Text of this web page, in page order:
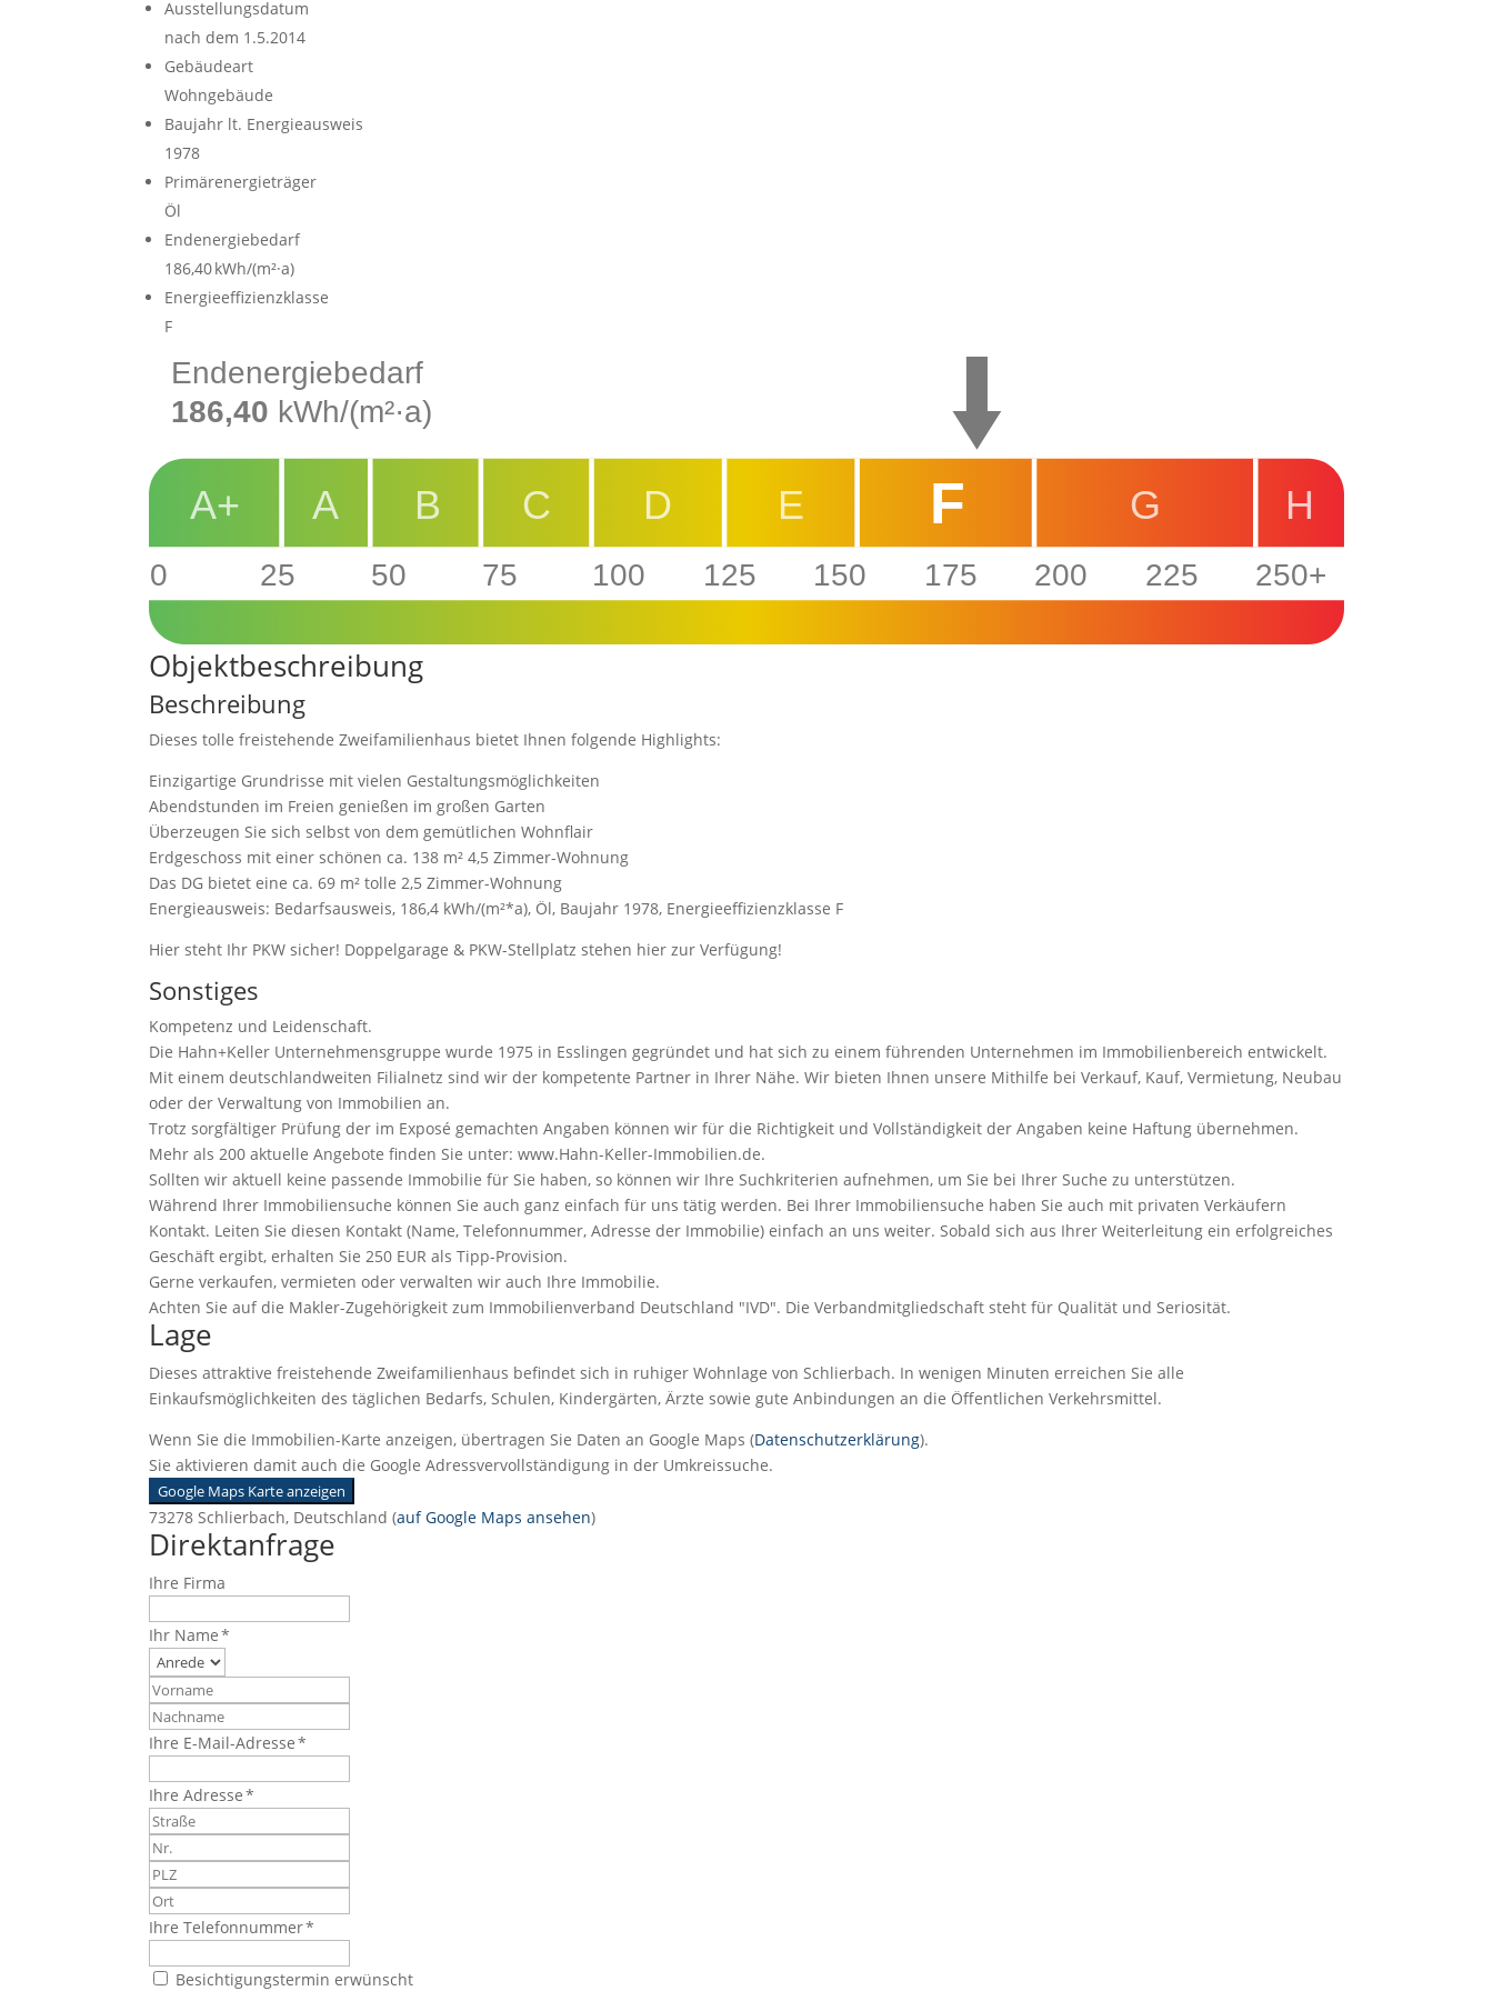
Ausstellungsdatum
nach dem 1.5.2014
Gebäudeart
Wohngebäude
Baujahr lt. Energieausweis
1978
Primärenergieträger
Öl
Endenergie­bedarf
186,40 kWh/(m²·a)
Energie­effizienz­klasse
F
0 25 50 75 100 125 150 175 200 225 250+
H
G
E
D
C
B
A
A+ F
Endenergiebedarf
186,40 kWh/(m²·a)
Objekt­beschreibung
Beschreibung
Dieses tolle freistehende Zweifamilienhaus bietet Ihnen folgende Highlights:
Einzigartige Grundrisse mit vielen Gestaltungsmöglichkeiten
Abendstunden im Freien genießen im großen Garten
Überzeugen Sie sich selbst von dem gemütlichen Wohnflair
Erdgeschoss mit einer schönen ca. 138 m² 4,5 Zimmer-Wohnung
Das DG bietet eine ca. 69 m² tolle 2,5 Zimmer-Wohnung
Energieausweis: Bedarfsausweis, 186,4 kWh/(m²*a), Öl, Baujahr 1978, Energieeffizienzklasse F
Hier steht Ihr PKW sicher! Doppelgarage & PKW-Stellplatz stehen hier zur Verfügung!
Sonstiges
Kompetenz und Leidenschaft.
Die Hahn+Keller Unternehmensgruppe wurde 1975 in Esslingen gegründet und hat sich zu einem führenden Unternehmen im Immobilienbereich entwickelt.
Mit einem deutschlandweiten Filialnetz sind wir der kompetente Partner in Ihrer Nähe. Wir bieten Ihnen unsere Mithilfe bei Verkauf, Kauf, Vermietung, Neubau
oder der Verwaltung von Immobilien an.
Trotz sorgfältiger Prüfung der im Exposé gemachten Angaben können wir für die Richtigkeit und Vollständigkeit der Angaben keine Haftung übernehmen.
Mehr als 200 aktuelle Angebote finden Sie unter: www.Hahn-Keller-Immobilien.de.
Sollten wir aktuell keine passende Immobilie für Sie haben, so können wir Ihre Suchkriterien aufnehmen, um Sie bei Ihrer Suche zu unterstützen.
Während Ihrer Immobiliensuche können Sie auch ganz einfach für uns tätig werden. Bei Ihrer Immobiliensuche haben Sie auch mit privaten Verkäufern
Kontakt. Leiten Sie diesen Kontakt (Name, Telefonnummer, Adresse der Immobilie) einfach an uns weiter. Sobald sich aus Ihrer Weiterleitung ein erfolgreiches
Geschäft ergibt, erhalten Sie 250 EUR als Tipp-Provision.
Gerne verkaufen, vermieten oder verwalten wir auch Ihre Immobilie.
Achten Sie auf die Makler-Zugehörigkeit zum Immobilienverband Deutschland "IVD". Die Verbandmitgliedschaft steht für Qualität und Seriosität.
Lage
Dieses attraktive freistehende Zweifamilienhaus befindet sich in ruhiger Wohnlage von Schlierbach. In wenigen Minuten erreichen Sie alle
Einkaufsmöglichkeiten des täglichen Bedarfs, Schulen, Kindergärten, Ärzte sowie gute Anbindungen an die Öffentlichen Verkehrsmittel.
Wenn Sie die Immobilien-Karte anzeigen, übertragen Sie Daten an Google Maps (Datenschutzerklärung).
Sie aktivieren damit auch die Google Adressvervollständigung in der Umkreissuche.
Google Maps Karte anzeigen
73278 Schlierbach, Deutschland (auf Google Maps ansehen)
Direktanfrage
Ihre Firma
Ihr Name *
Ihre E-Mail-Adresse *
Ihre Adresse *
Ihre Telefonnummer *
Besichtigungstermin erwünscht